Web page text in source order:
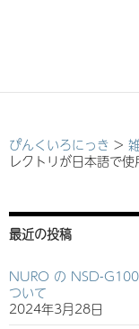
ぴんくいろにっき >
レクトリが日本語で
最近の投稿
NURO の NSD-
ついて
2024年3月28日